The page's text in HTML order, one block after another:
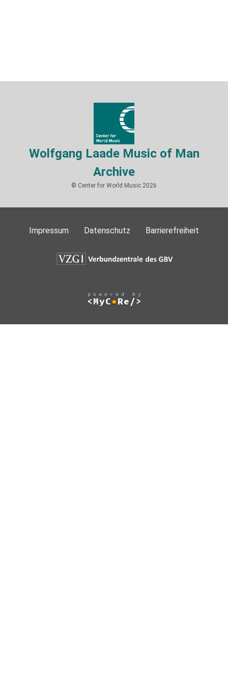
Wolfgang Laade Music of Man
Archive
© Center for World Music 2026
Impressum Datenschutz Barrierefreiheit